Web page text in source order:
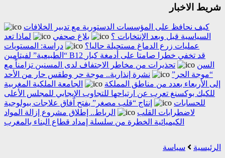
شريط الاخبار
كيف نحافظ على المؤسسات الدستورية مع تدبير الخلافات
السياسية قبل وبعد الإنتخابات ؟
بلاغ صحفي
لماذا تعد
عمليات زرع الدماغ مستحيلة حاليا؟
دراسة: المستويات
“الطبيعية” لفيتامين B12 قد تخفي خطرا صامتا على أدمغة كبار
السن
تحذيرات من مخاطر الاجتفاف لدى المسنين تزامناً مع
“موجة الحر”
نشرة إنذارية.. موجة حر وطقس حار من الأحد
إلى الأربعاء بعدد من مناطق المملكة
الجامعة الملكية المغربية
للكيك بوكسنغ تعرب عن ارتياحها للتجاوب الإيجابي للمجلس الأعلى
للحسابات
إنتاج “قلب مصغر” يفتح آفاق علاجات بيولوجية
لاضطرابات القلب
الرباط.. إطلاق مشروع إزالة المواد
الكيميائية الخطرة من سلسلة إمداد قطاع البناء بالمغرب
الرئيسية سياسة